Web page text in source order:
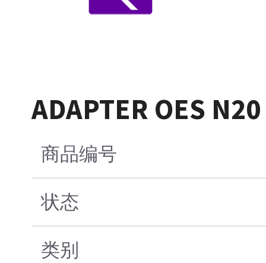
ADAPTER OES
商品编号
状态
类别